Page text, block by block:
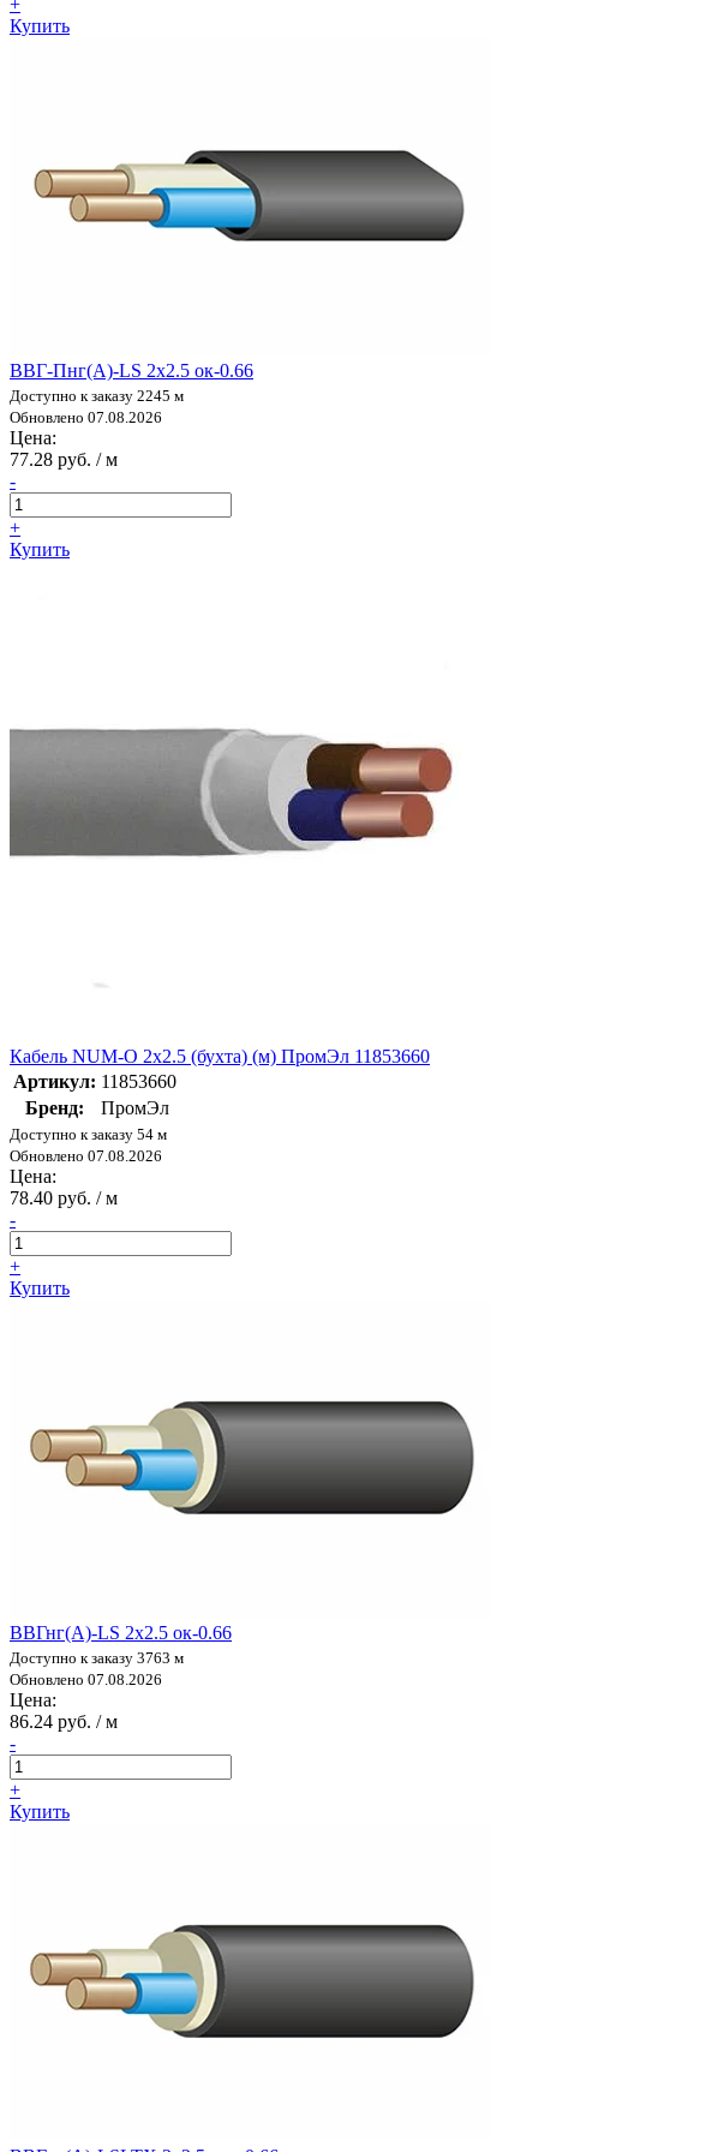
Купить
ВВГ-Пнг(А)-LS 2х2.5 ок-0.66
Доступно к заказу 2245 м
Обновлено 07.08.2026
Цена:
77.28 руб. / м
-
+
Купить
Кабель NUM-O 2х2.5 (бухта) (м) ПромЭл 11853660
Артикул: 11853660
Бренд:
ПромЭл
Доступно к заказу 54 м
Обновлено 07.08.2026
Цена:
78.40 руб. / м
-
+
Купить
ВВГнг(А)-LS 2х2.5 ок-0.66
Доступно к заказу 3763 м
Обновлено 07.08.2026
Цена:
86.24 руб. / м
-
+
Купить